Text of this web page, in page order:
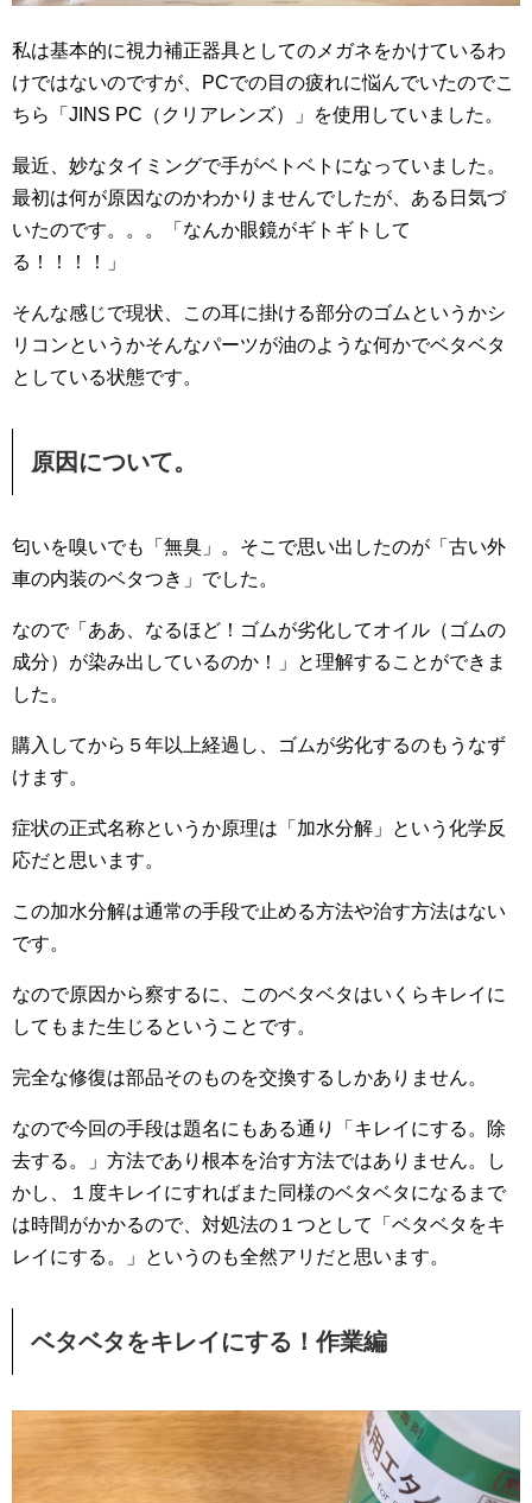
私は基本的に視力補正器具としてのメガネをかけているわ
けではないのですが、PCでの目の疲れに悩んでいたのでこ
ちら「JINS PC（クリアレンズ）」を使用していました。
最近、妙なタイミングで手がベトベトになっていました。
最初は何が原因なのかわかりませんでしたが、ある日気づ
いたのです。。。「なんか眼鏡がギトギトして
る！！！！」
そんな感じで現状、この耳に掛ける部分のゴムというかシ
リコンというかそんなパーツが油のような何かでベタベタ
としている状態です。
原因について。
匂いを嗅いでも「無臭」。そこで思い出したのが「古い外
車の内装のベタつき」でした。
なので「ああ、なるほど！ゴムが劣化してオイル（ゴムの
成分）が染み出しているのか！」と理解することができま
した。
購入してから５年以上経過し、ゴムが劣化するのもうなず
けます。
症状の正式名称というか原理は「加水分解」という化学反
応だと思います。
この加水分解は通常の手段で止める方法や治す方法はない
です。
なので原因から察するに、このベタベタはいくらキレイに
してもまた生じるということです。
完全な修復は部品そのものを交換するしかありません。
なので今回の手段は題名にもある通り「キレイにする。除
去する。」方法であり根本を治す方法ではありません。し
かし、１度キレイにすればまた同様のベタベタになるまで
は時間がかかるので、対処法の１つとして「ベタベタをキ
レイにする。」というのも全然アリだと思います。
ベタベタをキレイにする！作業編